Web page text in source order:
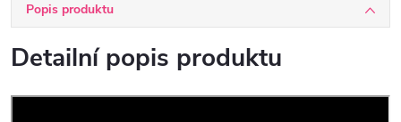
Popis produktu
Detailní popis produktu